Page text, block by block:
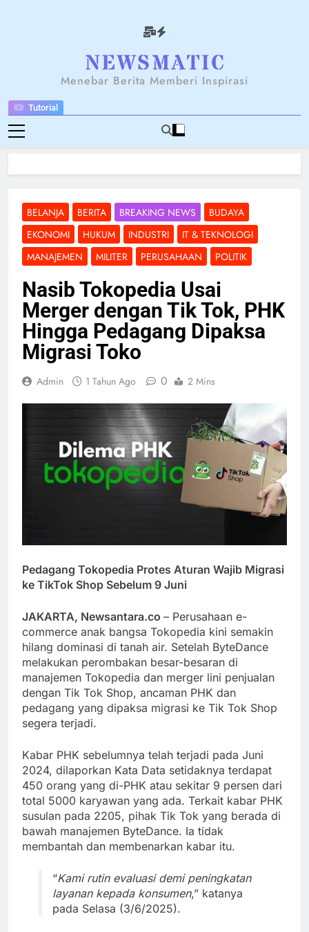
Tutorial
NEWSANTARA
Menebar Berita Memberi Inspirasi
BELANJA BERITA BREAKING NEWS
BUDAYA
EKONOMI
HUKUM INDUSTRI
IT & TEKNOLOGI
MANAJEMEN
MILITER PERUSAHAAN POLITIK
Nasib Tokopedia Usai
Merger dengan Tik Tok, PHK
Hingga Pedagang Dipaksa
Migrasi Toko
Admin 1 Tahun Ago 0 2 Mins
Pedagang Tokopedia Protes Aturan Wajib Migrasi
ke TikTok Shop Sebelum 9 Juni
JAKARTA, Newsantara.co – Perusahaan e-
commerce anak bangsa Tokopedia kini semakin
hilang dominasi di tanah air. Setelah ByteDance
melakukan perombakan besar-besaran di
manajemen Tokopedia dan merger lini penjualan
dengan Tik Tok Shop, ancaman PHK dan
pedagang yang dipaksa migrasi ke Tik Tok Shop
segera terjadi.
Kabar PHK sebelumnya telah terjadi pada Juni
2024, dilaporkan Kata Data setidaknya terdapat
450 orang yang di-PHK atau sekitar 9 persen dari
total 5000 karyawan yang ada. Terkait kabar PHK
susulan pada 2205, pihak Tik Tok yang berada di
bawah manajemen ByteDance. Ia tidak
membantah dan membenarkan kabar itu.
“Kami rutin evaluasi demi peningkatan
layanan kepada konsumen,” katanya
pada Selasa (3/6/2025).